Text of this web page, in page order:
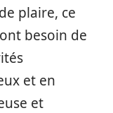
plaire, ce
besoin de
et en
et